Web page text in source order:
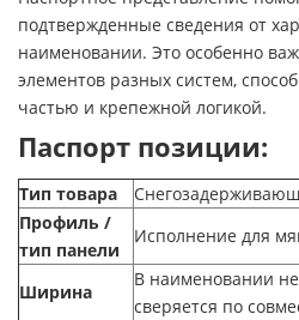
подтвержденные сведения от
наименовании. Это особенно
элементов разных систем,
частью и крепежной логикой.
Паспорт позиции:
Тип товара
Профиль /
тип панели
Исполнение для
Ширина
В наименовании
сверяется по